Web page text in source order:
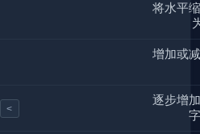
将水平
增加或
<
逐步增